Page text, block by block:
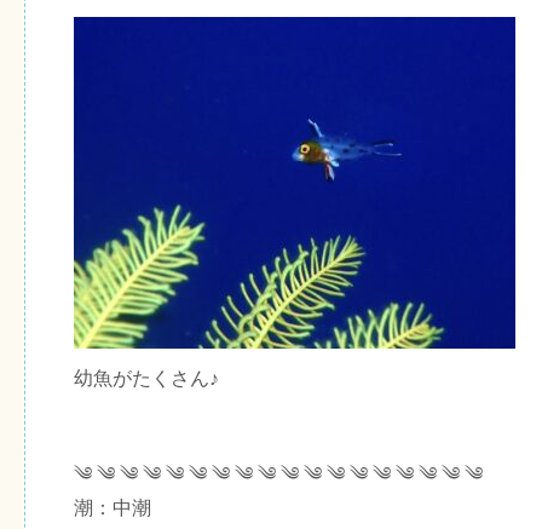
幼魚がたくさん♪
༄ ༄ ༄ ༄ ༄ ༄ ༄ ༄ ༄ ༄ ༄ ༄ ༄ ༄ ༄ ༄ ༄ ༄
潮：中潮